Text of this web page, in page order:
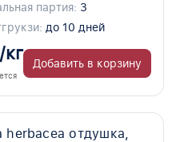
партия: 3
до 10 дней
Добавить в корзину
herbacea отдушка,